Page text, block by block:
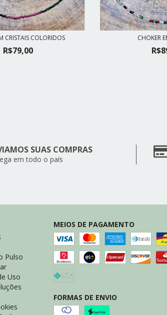
CRISTAIS COLORIDOS
R$79,00
CHOKER
SUAS COMPRAS
em todo o país
Pulso
Uso
MEIOS DE PAGAMENTO
FORMAS DE ENVIO